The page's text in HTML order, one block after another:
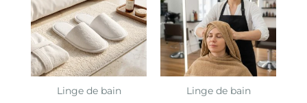
Linge de bain Linge de bain